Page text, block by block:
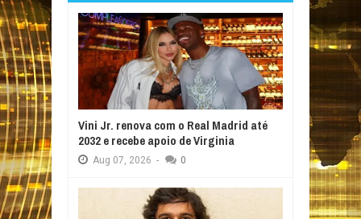
Vini Jr. renova com o Real Madrid até
2032 e recebe apoio de Virginia
Aug 07, 2026 - 0